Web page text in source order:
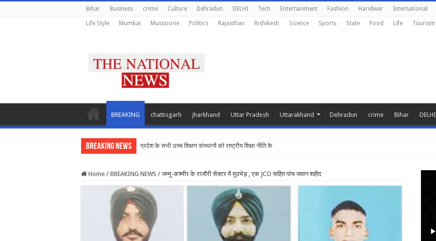
Bihar Business crime Culture Dehradun DELHI Tech Entertainment Fashion Haridwar International
Life Style Mumbai Mussoorie Politics Rajasthan Rishikesh Science Sports State Food Life Tourism
BREAKING chattisgarh jharkhand Uttar Pradesh Uttarakhand Dehradun crime Bihar DELHI
Breaking News प्रदेश के सभी उच्च शिक्षण संस्थानों को राष्ट्रीय शिक्षा नीति के अनुरूप मॉडिफाई किय
Home / BREAKING NEWS / जम्मू-कश्मीर के राजौरी सेक्टर में मुठभेड़ , एक JCO सहित पांच जवान शहीद